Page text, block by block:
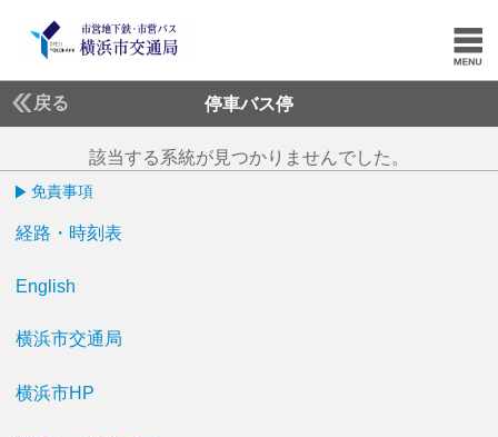
戻る 停車バス停
該当する系統が見つかりませんでした。
免責事項
経路・時刻表
English
横浜市交通局
横浜市HP